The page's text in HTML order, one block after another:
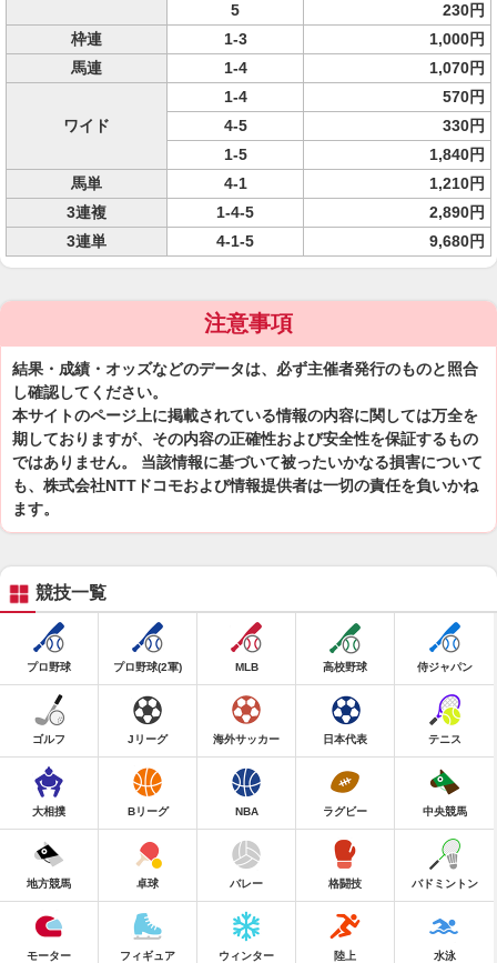
5
230円
枠連
1-3
1,000円
馬連
1-4 1,070円
ワイド
1-4
570円
4-5
330円
1-5
1,840円
馬単
4-1
1,210円
3連複
1-4-5
2,890円
3連単
4-1-5 9,680円
注意事項
結果・成績・オッズなどのデータは、必ず主催者発行のものと照合
し確認してください。
本サイトのページ上に掲載されている情報の内容に関しては万全を
期しておりますが、その内容の正確性および安全性を保証するもの
ではありません。 当該情報に基づいて被ったいかなる損害について
も、株式会社NTTドコモおよび情報提供者は一切の責任を負いかね
ます。
競技一覧
プロ野球 プロ野球(2軍) MLB 高校野球 侍ジャパン
ゴルフ Jリーグ 海外サッカー 日本代表 テニス
大相撲 Bリーグ NBA ラグビー 中央競馬
地方競馬 卓球 バレー 格闘技 バドミントン
モーター フィギュア ウィンター 陸上 水泳